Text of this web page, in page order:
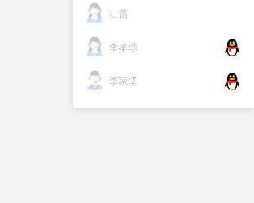
江蕾
李孝蓉
李家坚